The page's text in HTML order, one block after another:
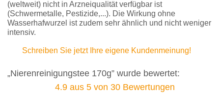
(weltweit) nicht in Arzneiqualität verfügbar ist
(Schwermetalle, Pestizide,...). Die Wirkung ohne
Wasserhafwurzel ist zudem sehr ähnlich und nicht weniger
intensiv.
Schreiben Sie jetzt Ihre eigene Kundenmeinung!
„Nierenreinigungstee 170g” wurde bewertet:
4.9 aus 5 von 30 Bewertungen